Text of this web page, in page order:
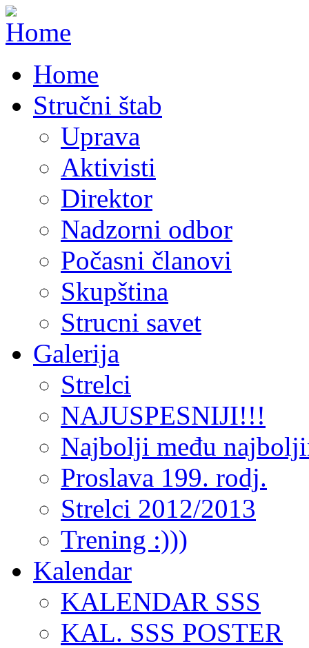
Home
Stručni štab
Uprava
Aktivisti
Direktor
Nadzorni odbor
Počasni članovi
Skupština
Strucni savet
Galerija
Strelci
NAJUSPESNIJI!!!
Najbolji među
Proslava 199. rodj.
Strelci 2012/2013
Trening :)))
Kalendar
KALENDAR SSS
KAL. SSS POSTER